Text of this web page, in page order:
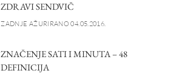
ZDRAVI SENDVIČ
ZADNJE AŽURIRANO 04.05.2016.
ZNAČENJE SATI I MINUTA – 48
DEFINICIJA